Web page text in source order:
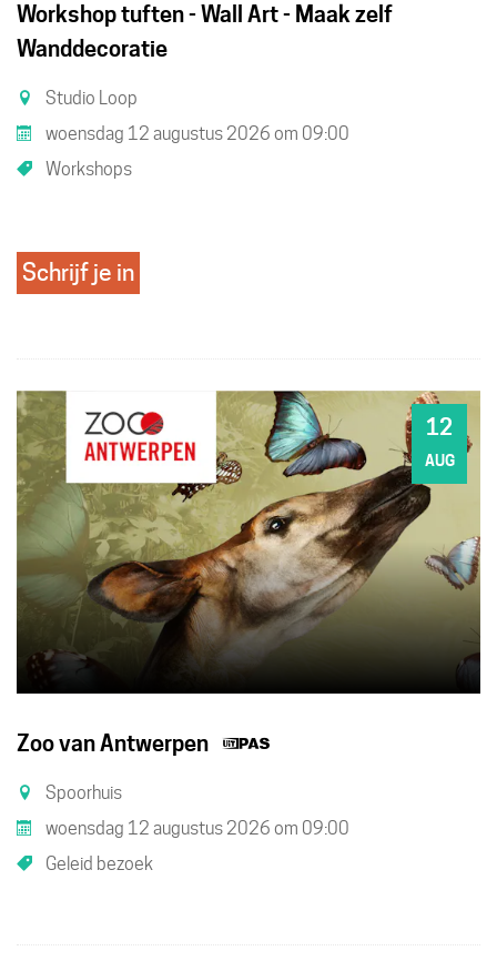
Workshop tuften - Wall Art - Maak zelf
Wanddecoratie
Studio Loop
woensdag 12 augustus 2026 om 09:00
Workshops
Schrijf je in
WO12
AUG
Zoo van Antwerpen
Spoorhuis
woensdag 12 augustus 2026 om 09:00
Geleid bezoek